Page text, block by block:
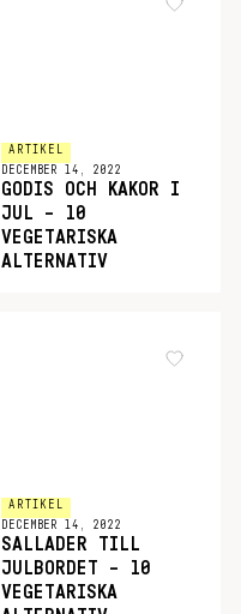
ARTIKEL
DECEMBER 14, 2022
GODIS OCH KAKOR I
JUL – 10
VEGETARISKA
ALTERNATIV
ARTIKEL
DECEMBER 14, 2022
SALLADER TILL
JULBORDET – 10
VEGETARISKA